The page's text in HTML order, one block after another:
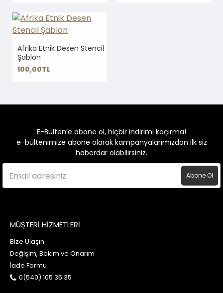
Afrika Etnik Desen Stencil
Şablon
100,00TL
E-Bülten’e abone ol, hiçbir indirimi kaçırma!
e-bültenimize abone olarak kampanyalarımızdan ilk siz
haberdar olabilirsiniz.
Abone Ol
MÜŞTERİ HİZMETLERİ
Bize Ulaşın
Değişim, Bakım ve Onarım
İade Formu
0(540) 105 35 35